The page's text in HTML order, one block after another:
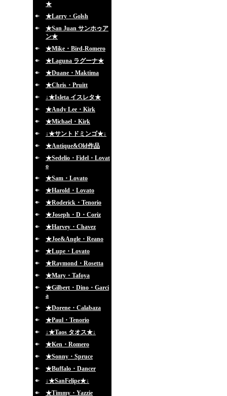
★
★Larry・Golsh
★San Juan サンホゥア
ン★
★Mike・Bird-Romero
★Laguna ラグーナ★
★Duane・Maktima
★Chris・Pruitt
↓★Isleta イスレタ★
★Andy Lee・Kirk
★Michael・Kirk
↓★サントドミンゴ★↓
★Antique&Old作品
★Sedelio・Fidel・Lovat
o
★Sam・Lovato
★Harold・Lovato
★Roderick・Tenorio
★Joseph・D・Coriz
★Harvey・Chavez
★Joe&Angle・Reano
★Lupe・Lovato
★Raymond・Rosetta
★Mary・Tafoya
★Gilbert・Dino・Garci
a
★Dorene・Calabaza
★Paul・Tenorio
↓★Taos タオス★↓
★Ken・Romero
★Sonny・Spruce
★Buffalo・Dancer
↓★SanFelipe★↓
★Timmy・Yazzie